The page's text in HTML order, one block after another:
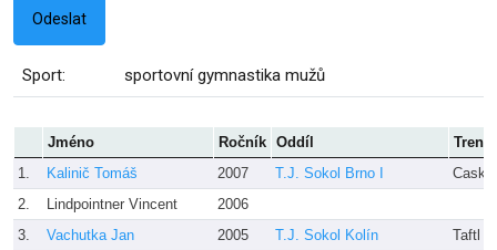
Sport: sportovní gymnastika mužů
Jméno Ročník Oddíl
Trenér
1.
Kalinič Tomáš 2007 T.J. Sokol Brno I
2.
Lindpointner Vincent
2006
3.
Vachutka Jan 2005 T.J. Sokol Kolín
Taftl